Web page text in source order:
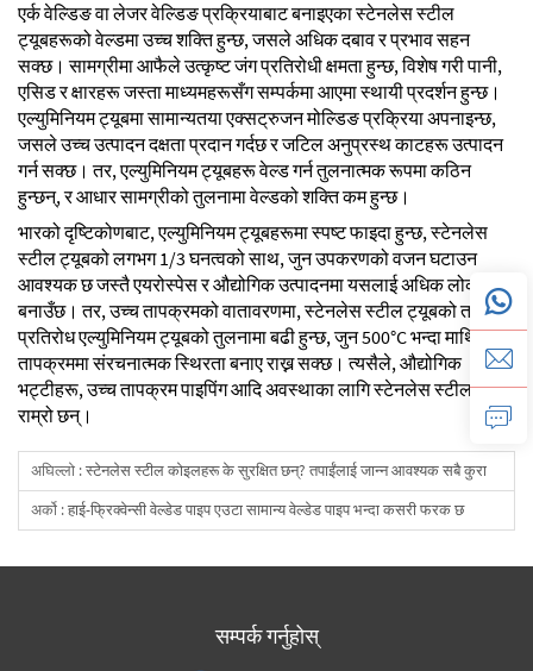
एर्क वेल्डिङ वा लेजर वेल्डिङ प्रक्रियाबाट बनाइएका स्टेनलेस स्टील
ट्यूबहरूको वेल्डमा उच्च शक्ति हुन्छ, जसले अधिक दबाव र प्रभाव सहन
सक्छ। सामग्रीमा आफैले उत्कृष्ट जंग प्रतिरोधी क्षमता हुन्छ, विशेष गरी पानी,
एसिड र क्षारहरू जस्ता माध्यमहरूसँग सम्पर्कमा आएमा स्थायी प्रदर्शन हुन्छ।
एल्युमिनियम ट्यूबमा सामान्यतया एक्सट्रुजन मोल्डिङ प्रक्रिया अपनाइन्छ,
जसले उच्च उत्पादन दक्षता प्रदान गर्दछ र जटिल अनुप्रस्थ काटहरू उत्पादन
गर्न सक्छ। तर, एल्युमिनियम ट्यूबहरू वेल्ड गर्न तुलनात्मक रूपमा कठिन
हुन्छन्, र आधार सामग्रीको तुलनामा वेल्डको शक्ति कम हुन्छ।
भारको दृष्टिकोणबाट, एल्युमिनियम ट्यूबहरूमा स्पष्ट फाइदा हुन्छ, स्टेनलेस
स्टील ट्यूबको लगभग 1/3 घनत्वको साथ, जुन उपकरणको वजन घटाउन
आवश्यक छ जस्तै एयरोस्पेस र औद्योगिक उत्पादनमा यसलाई अधिक लोकप्रिय
बनाउँछ। तर, उच्च तापक्रमको वातावरणमा, स्टेनलेस स्टील ट्यूबको ताप
प्रतिरोध एल्युमिनियम ट्यूबको तुलनामा बढी हुन्छ, जुन 500°C भन्दा माथिको
तापक्रममा संरचनात्मक स्थिरता बनाए राख्न सक्छ। त्यसैले, औद्योगिक
भट्टीहरू, उच्च तापक्रम पाइपिंग आदि अवस्थाका लागि स्टेनलेस स्टील ट्यूब
राम्रो छन्।
अघिल्लो :स्टेनलेस स्टील कोइलहरू के सुरक्षित छन्? तपाईंलाई जान्न आवश्यक सबै कुरा
अर्को :हाई-फ्रिक्वेन्सी वेल्डेड पाइप एउटा सामान्य वेल्डेड पाइप भन्दा कसरी फरक छ
सम्पर्क गर्नुहोस्